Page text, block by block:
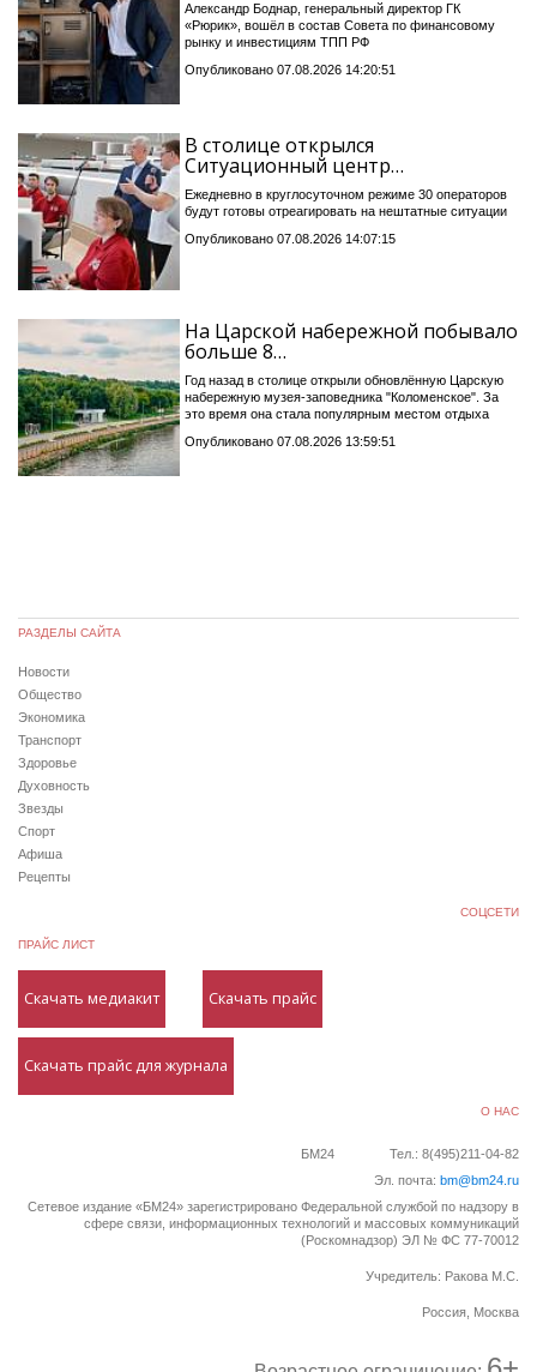
Александр Боднар, генеральный директор ГК
«Рюрик», вошёл в состав Совета по финансовому
рынку и инвестициям ТПП РФ
Опубликовано 07.08.2026 14:20:51
В столице открылся
Ситуационный центр…
Ежедневно в круглосуточном режиме 30 операторов
будут готовы отреагировать на нештатные ситуации
Опубликовано 07.08.2026 14:07:15
На Царской набережной побывало
больше 8…
Год назад в столице открыли обновлённую Царскую
набережную музея-заповедника "Коломенское". За
это время она стала популярным местом отдыха
Опубликовано 07.08.2026 13:59:51
РАЗДЕЛЫ САЙТА
Новости
Общество
Экономика
Транспорт
Здоровье
Духовность
Звезды
Спорт
Афиша
Рецепты
СОЦСЕТИ
ПРАЙС ЛИСТ
Скачать медиакит Скачать прайс
Скачать прайс для журнала
О НАС
БМ24
Тел.: 8(495)211-04-82
Эл. почта: bm@bm24.ru
Сетевое издание «БМ24» зарегистрировано Федеральной службой по надзору в
сфере связи, информационных технологий и массовых коммуникаций
(Роскомнадзор) ЭЛ № ФС 77-70012
Учредитель: Ракова М.С.
Россия, Москва